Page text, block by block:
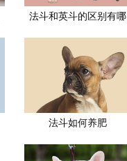
法斗和英斗的区别有哪
法斗如何养肥